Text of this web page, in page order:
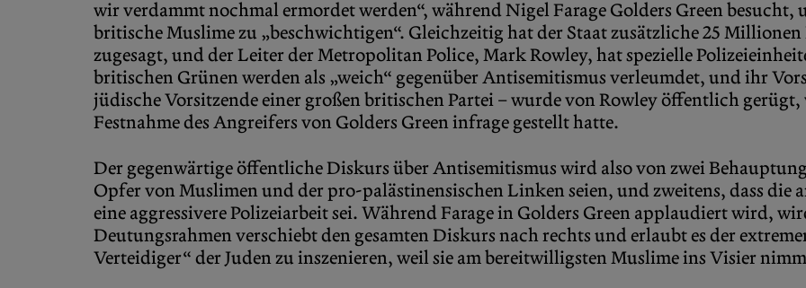
wir verdammt nochmal ermordet werden“, während Nigel Farage Golders Green besucht,
britische Muslime zu „beschwichtigen“. Gleichzeitig hat der Staat zusätzliche 25
zugesagt, und der Leiter der Metropolitan Police, Mark Rowley, hat spezielle
britischen Grünen werden als „weich“ gegenüber Antisemitismus verleumdet, und ihr
jüdische Vorsitzende einer großen britischen Partei – wurde von Rowley öffentlich gerügt,
Festnahme des Angreifers von Golders Green infrage gestellt hatte.
Der gegenwärtige öffentliche Diskurs über Antisemitismus wird also von zwei
Opfer von Muslimen und der pro-palästinensischen Linken seien, und zweitens, dass die
eine aggressivere Polizeiarbeit sei. Während Farage in Golders Green applaudiert wird,
Deutungsrahmen verschiebt den gesamten Diskurs nach rechts und erlaubt es der
Verteidiger“ der Juden zu inszenieren, weil sie am bereitwilligsten Muslime ins Visier